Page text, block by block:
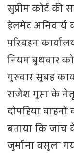
सुप्रीम कोर्ट की
हेलमेट अनिवार्य
परिवहन
नियम बुधवार
गुरुवार सुबह
राजेश गुप्ता के
दोपहिया
बताया कि जांच
जुर्माना वसूला